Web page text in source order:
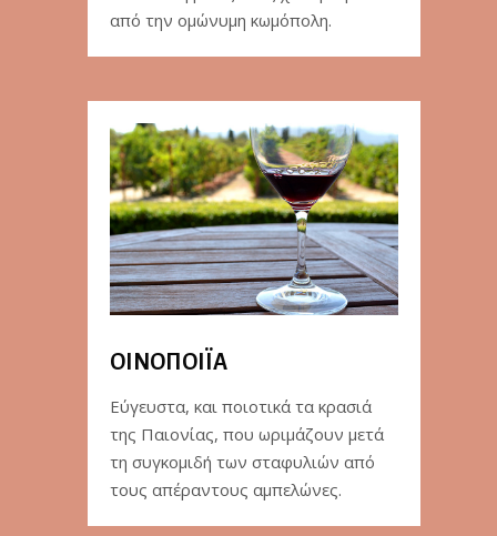
από την ομώνυμη κωμόπολη.
ΟΙΝΟΠΟΙΪΑ
Εύγευστα, και ποιοτικά τα κρασιά
της Παιονίας, που ωριμάζουν μετά
τη συγκομιδή των σταφυλιών από
τους απέραντους αμπελώνες.